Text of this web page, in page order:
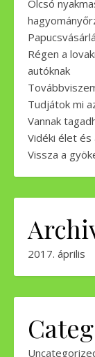
Olcsó
Régen a
autóknak
Tudjátok mi
Vannak
Vidéki élet
Vissza a
2017. április